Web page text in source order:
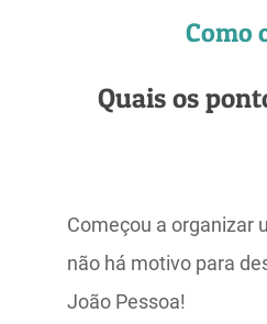
Como
Quais os
Começou a organizar
não há motivo para
João Pessoa!